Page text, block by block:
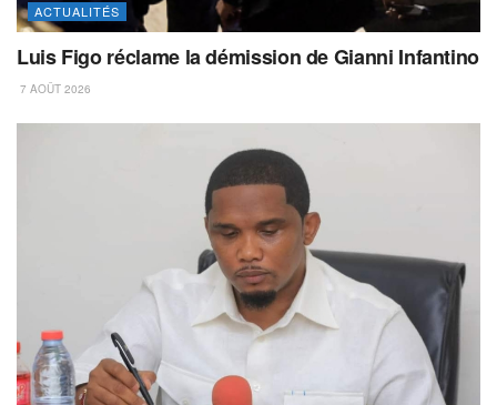
ACTUALITÉS
Luis Figo réclame la démission de Gianni Infantino
7 AOÛT 2026